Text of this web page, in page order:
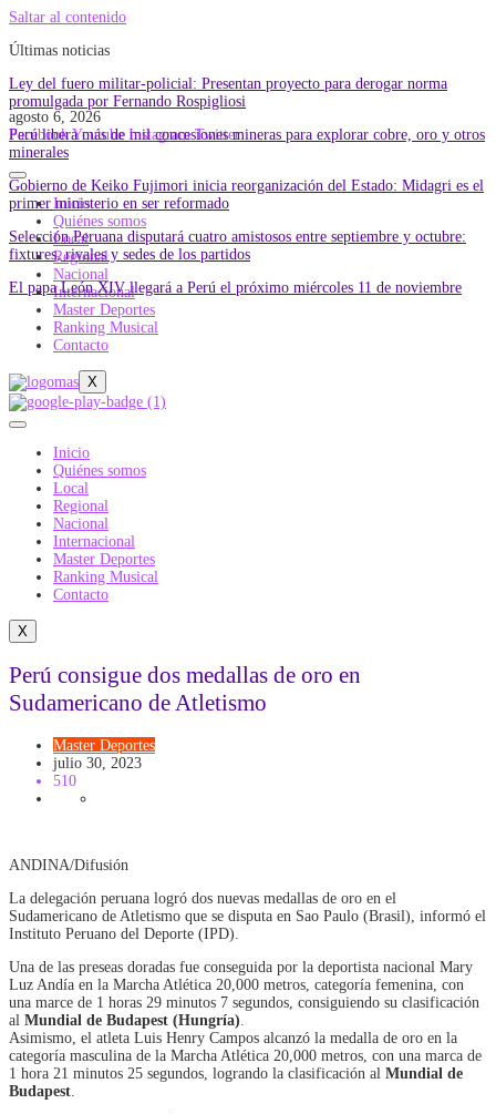
Saltar al contenido
Últimas noticias
Ley del fuero militar-policial: Presentan proyecto para derogar norma
promulgada por Fernando Rospigliosi
Perú libera más de mil concesiones mineras para explorar cobre, oro y otros
minerales
Gobierno de Keiko Fujimori inicia reorganización del Estado: Midagri es el
primer ministerio en ser reformado
Selección Peruana disputará cuatro amistosos entre septiembre y octubre:
fixtures, rivales y sedes de los partidos
El papa León XIV llegará a Perú el próximo miércoles 11 de noviembre
agosto 6, 2026
Facebook Youtube Instagram Twitter
Inicio
Quiénes somos
Local
Regional
Nacional
Internacional
Master Deportes
Ranking Musical
Contacto
X
Inicio
Quiénes somos
Local
Regional
Nacional
Internacional
Master Deportes
Ranking Musical
Contacto
X
Perú consigue dos medallas de oro en
Sudamericano de Atletismo
Master Deportes
julio 30, 2023
510
ANDINA/Difusión
La delegación peruana logró dos nuevas medallas de oro en el
Sudamericano de Atletismo que se disputa en Sao Paulo (Brasil), informó el
Instituto Peruano del Deporte (IPD).
Una de las preseas doradas fue conseguida por la deportista nacional Mary
Luz Andía en la Marcha Atlética 20,000 metros, categoría femenina, con
una marce de 1 horas 29 minutos 7 segundos, consiguiendo su clasificación
al Mundial de Budapest (Hungría)
Asimismo, el atleta Luis Henry Campos alcanzó la medalla de oro en la
categoría masculina de la Marcha Atlética 20,000 metros, con una marca de
1 hora 21 minutos 25 segundos, logrando la clasificación al Mundial de
Budapest